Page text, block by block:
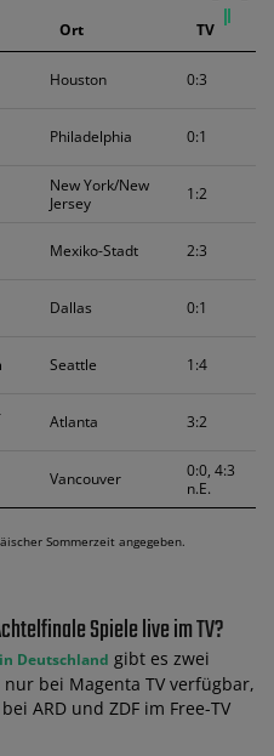
Ort
TV
Houston 0:3
Philadelphia 0:1
New York/New
Jersey
1:2
Mexiko-Stadt 2:3
Dallas 0:1
Seattle 1:4
Atlanta 3:2
Vancouver
0:0, 4:3
n.E.
Sommerzeit angegeben.
Spiele live im TV?
Deutschland gibt es zwei
bei Magenta TV verfügbar,
ARD und ZDF im Free-TV